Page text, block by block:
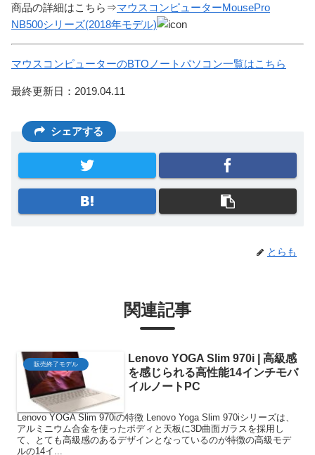
商品の詳細はこちら⇒マウスコンピューターMousePro
NB500シリーズ(2018年モデル)
マウスコンピューターのBTOノートパソコン一覧はこちら
最終更新日：2019.04.11
シェアする
とらも
関連記事
販売終了モデル
Lenovo YOGA Slim 970i | 高級感
を感じられる高性能14インチモバ
イルノートPC
Lenovo YOGA Slim 970iの特徴 Lenovo Yoga Slim 970iシリーズは、
アルミニウム合金を使ったボディと天板に3D曲面ガラスを採用し
て、とても高級感のあるデザインとなっているのが特徴の高級モデ
ルの14イ...